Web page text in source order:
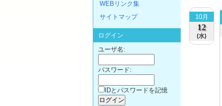
10月
12
(水)
WEBリンク集
サイトマップ
ログイン
ユーザ名:
パスワード:
IDとパスワードを記憶